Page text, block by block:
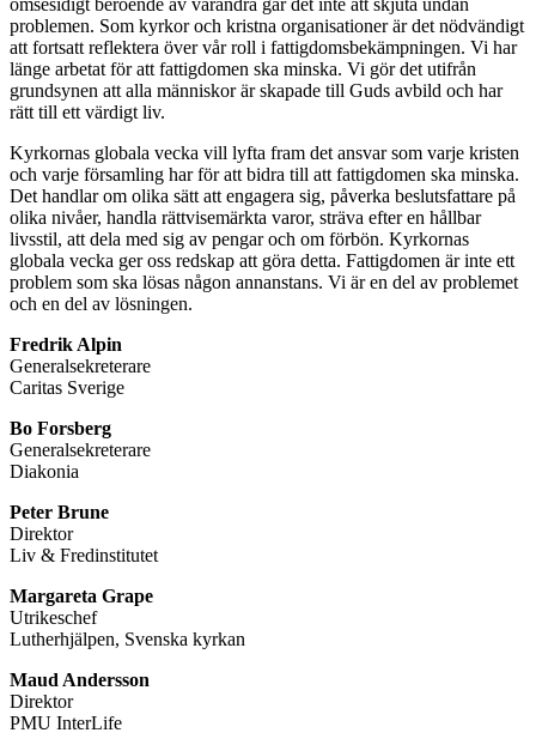
problemen. Som kyrkor och kristna organisationer är det nödvändigt
att fortsatt reflektera över vår roll i fattigdomsbekämpningen. Vi har
länge arbetat för att fattigdomen ska minska. Vi gör det utifrån
grundsynen att alla människor är skapade till Guds avbild och har
rätt till ett värdigt liv.
Kyrkornas globala vecka vill lyfta fram det ansvar som varje kristen
och varje församling har för att bidra till att fattigdomen ska minska.
Det handlar om olika sätt att engagera sig, påverka beslutsfattare på
olika nivåer, handla rättvisemärkta varor, sträva efter en hållbar
livsstil, att dela med sig av pengar och om förbön. Kyrkornas
globala vecka ger oss redskap att göra detta. Fattigdomen är inte ett
problem som ska lösas någon annanstans. Vi är en del av problemet
och en del av lösningen.
Fredrik Alpin
Generalsekreterare
Caritas Sverige
Bo Forsberg
Generalsekreterare
Diakonia
Peter Brune
Direktor
Liv & Fredinstitutet
Margareta Grape
Utrikeschef
Lutherhjälpen, Svenska kyrkan
Maud Andersson
Direktor
PMU InterLife